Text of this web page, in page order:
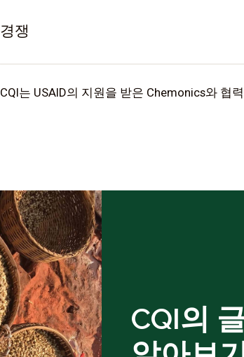
경쟁
CQI는 USAID의 지원을 받은 Chemonics와 협
CQI의